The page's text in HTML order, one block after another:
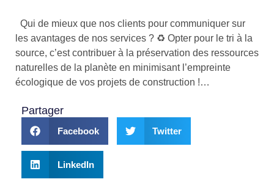
Qui de mieux que nos clients pour communiquer sur
les avantages de nos services ? ♻️ Opter pour le tri à la
source, c’est contribuer à la préservation des ressources
naturelles de la planète en minimisant l’empreinte
écologique de vos projets de construction !…
Partager
Facebook Twitter
LinkedIn